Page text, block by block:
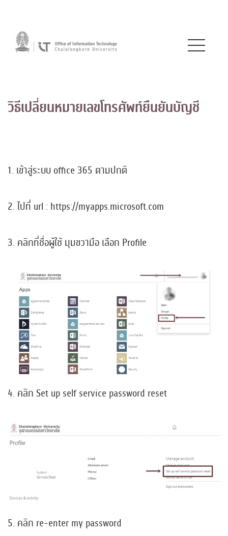
วิธีเปลี่ยนหมายเลขโทรศัพท์ยืนยันบัญชี
1. เข้าสู่ระบบ office 365 ตามปกติ
2. ไปที่ url : https://myapps.microsoft.com
3. คลิกที่ชื่อผู้ใช้ มุมขวามือ เลือก Profile
4. คลิก Set up self service password reset
5. คลิก re-enter my password